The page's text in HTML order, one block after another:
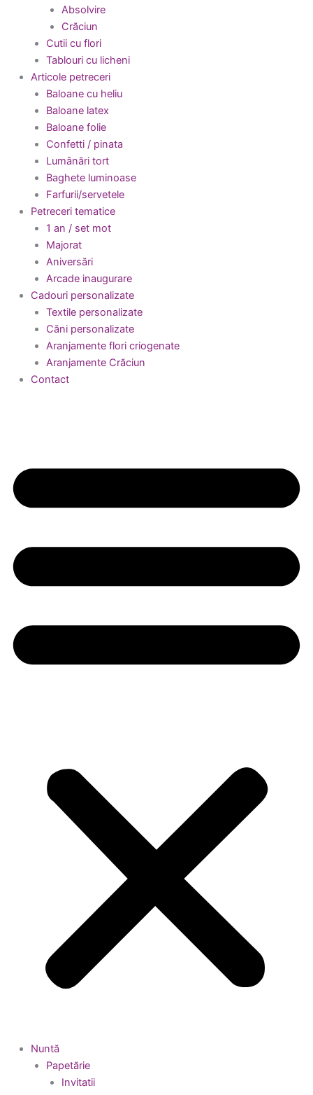
Absolvire
Crăciun
Cutii cu flori
Tablouri cu licheni
Articole petreceri
Baloane cu heliu
Baloane latex
Baloane folie
Confetti / pinata
Lumânări tort
Baghete luminoase
Farfurii/servetele
Petreceri tematice
1 an / set mot
Majorat
Aniversări
Arcade inaugurare
Cadouri personalizate
Textile personalizate
Căni personalizate
Aranjamente flori criogenate
Aranjamente Crăciun
Contact
Nuntă
Papetărie
Invitatii